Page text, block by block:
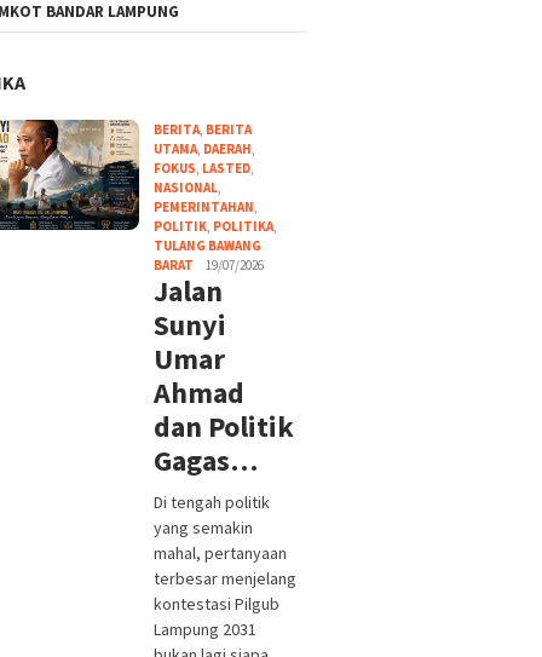
BANDAR LAMPUNG
BERITA, BERITA
UTAMA, DAERAH,
FOKUS, LASTED,
NASIONAL,
PEMERINTAHAN,
POLITIK, POLITIKA,
TULANG BAWANG
BARAT
19/07/2026
Jalan
Sunyi
Umar
Ahmad
dan Politik
Gagas…
Di tengah politik
yang semakin
mahal, pertanyaan
terbesar menjelang
kontestasi Pilgub
Lampung 2031